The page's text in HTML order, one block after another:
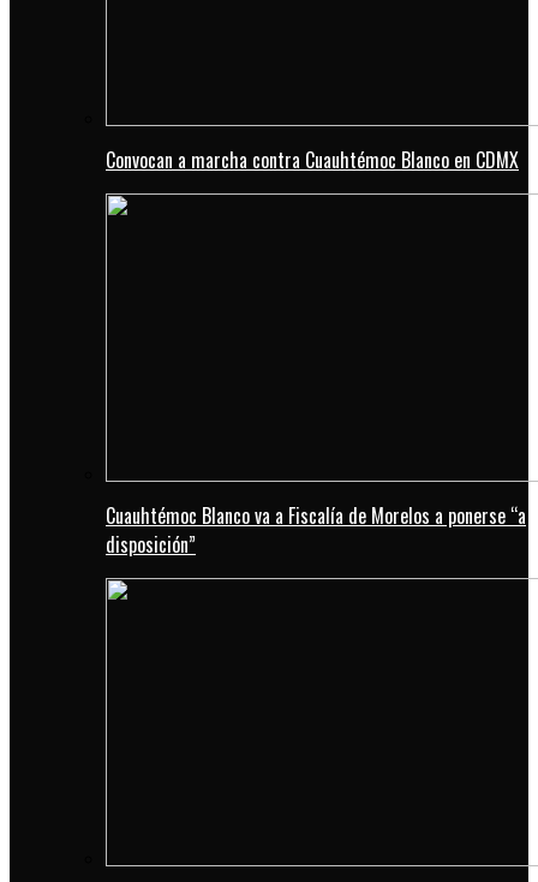
Convocan a marcha contra Cuauhtémoc Blanco en CDMX
Cuauhtémoc Blanco va a Fiscalía de Morelos a ponerse “a
disposición”